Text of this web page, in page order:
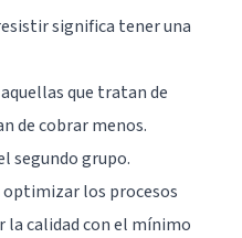
significa tener una
que tratan de
de cobrar menos.
segundo grupo.
los procesos
la calidad con el mínimo